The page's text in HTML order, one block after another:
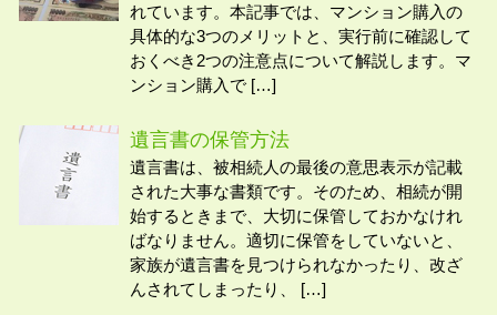
れています。本記事では、マンション購入の
具体的な3つのメリットと、実行前に確認して
おくべき2つの注意点について解説します。マ
ンション購入で […]
遺言書の保管方法
遺言書は、被相続人の最後の意思表示が記載
された大事な書類です。そのため、相続が開
始するときまで、大切に保管しておかなけれ
ばなりません。適切に保管をしていないと、
家族が遺言書を見つけられなかったり、改ざ
んされてしまったり、 […]